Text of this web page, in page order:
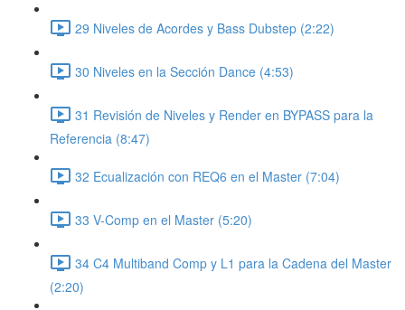
29 Niveles de Acordes y Bass Dubstep (2:22)
30 Niveles en la Sección Dance (4:53)
31 Revisión de Niveles y Render en BYPASS para la
Referencia (8:47)
32 Ecualización con REQ6 en el Master (7:04)
33 V-Comp en el Master (5:20)
34 C4 Multiband Comp y L1 para la Cadena del Master
(2:20)